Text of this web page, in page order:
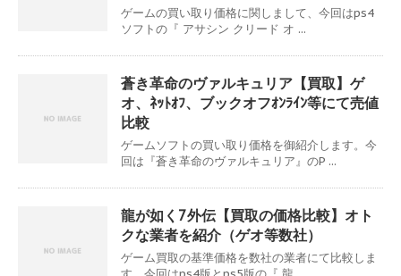
ゲームの買い取り価格に関しまして、今回はps4
ソフトの『 アサシン クリード オ ...
蒼き革命のヴァルキュリア【買取】ゲ
オ、ﾈｯﾄｵﾌ、ブックオフｵﾝﾗｲﾝ等にて売値
比較
ゲームソフトの買い取り価格を御紹介します。今
回は『蒼き革命のヴァルキュリア』のP ...
龍が如く7外伝【買取の価格比較】オト
クな業者を紹介（ゲオ等数社）
ゲーム買取の基準価格を数社の業者にて比較しま